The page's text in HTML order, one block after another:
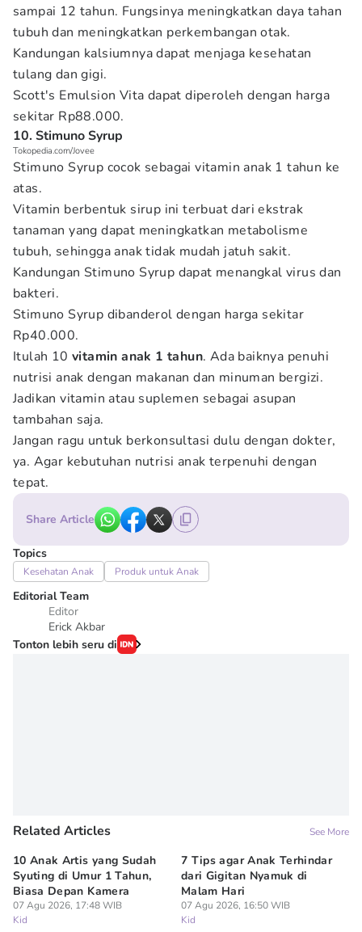
sampai 12 tahun. Fungsinya meningkatkan daya tahan
tubuh dan meningkatkan perkembangan otak.
Kandungan kalsiumnya dapat menjaga kesehatan
tulang dan gigi.
Scott's Emulsion Vita dapat diperoleh dengan harga
sekitar Rp88.000.
10. Stimuno Syrup
Tokopedia.com/Jovee
Stimuno Syrup cocok sebagai vitamin anak 1 tahun ke
atas.
Vitamin berbentuk sirup ini terbuat dari ekstrak
tanaman yang dapat meningkatkan metabolisme
tubuh, sehingga anak tidak mudah jatuh sakit.
Kandungan Stimuno Syrup dapat menangkal virus dan
bakteri.
Stimuno Syrup dibanderol dengan harga sekitar
Rp40.000.
Itulah 10 vitamin anak 1 tahun. Ada baiknya penuhi
nutrisi anak dengan makanan dan minuman bergizi.
Jadikan vitamin atau suplemen sebagai asupan
tambahan saja.
Jangan ragu untuk berkonsultasi dulu dengan dokter,
ya. Agar kebutuhan nutrisi anak terpenuhi dengan
tepat.
Share Article
Topics
Kesehatan Anak Produk untuk Anak
Editorial Team
Editor
Erick Akbar
Tonton lebih seru di
Related Articles See More
10 Anak Artis yang Sudah
Syuting di Umur 1 Tahun,
Biasa Depan Kamera
07 Agu 2026, 17:48 WIB
Kid
7 Tips agar Anak Terhindar
dari Gigitan Nyamuk di
Malam Hari
07 Agu 2026, 16:50 WIB
Kid